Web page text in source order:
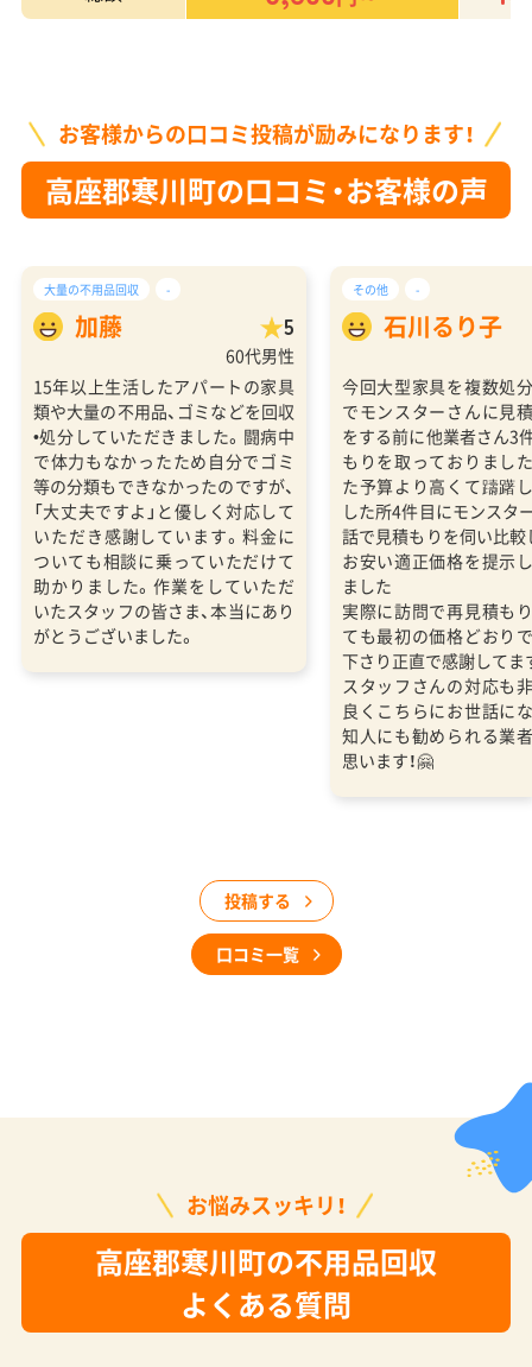
お客様からの口コミ投稿が励みになります！
高座郡寒川町の口コミ・お客様の声
大量の不用品回収 -
加藤 5
60代男性
15年以上生活したアパートの家具
類や大量の不用品、ゴミなどを回収
•処分していただきました。闘病中
で体力もなかったため自分でゴミ
等の分類もできなかったのですが、
「大丈夫ですよ」と優しく対応して
いただき感謝しています。料金に
ついても相談に乗っていただけて
助かりました。作業をしていただ
いたスタッフの皆さま、本当にあり
がとうございました。
その他 -
石川るり子
今回大型家具を複数処
でモンスターさんに見
をする前に他業者さん3
もりを取っておりまし
た予算より高くて躊躇
した所4件目にモンスタ
話で見積もりを伺い比
お安い適正価格を提示
ました
実際に訪問で再見積も
ても最初の価格どおり
下さり正直で感謝してま
スタッフさんの対応も
良くこちらにお世話に
知人にも勧められる業
思います！🤗
投稿する
口コミ一覧
お悩みスッキリ！
高座郡寒川町の不用品回収
よくある質問